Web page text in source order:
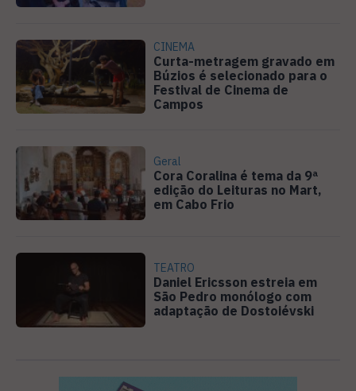
CINEMA
Curta-metragem gravado em
Búzios é selecionado para o
Festival de Cinema de
Campos
Geral
Cora Coralina é tema da 9ª
edição do Leituras no Mart,
em Cabo Frio
TEATRO
Daniel Ericsson estreia em
São Pedro monólogo com
adaptação de Dostoiévski